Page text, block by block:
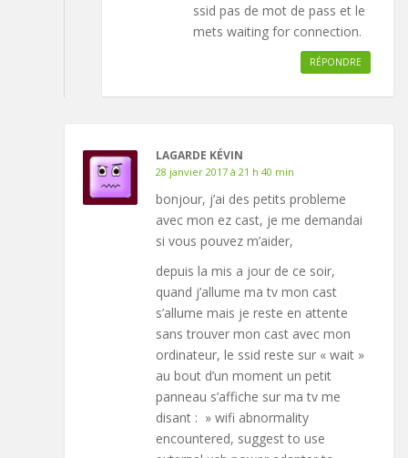
ssid pas de mot de pass et le
mets waiting for connection.
RÉPONDRE
LAGARDE KÉVIN
28 janvier 2017 à 21 h 40 min
bonjour, j’ai des petits probleme
avec mon ez cast, je me demandai
si vous pouvez m’aider,
depuis la mis a jour de ce soir,
quand j’allume ma tv mon cast
s’allume mais je reste en attente
sans trouver mon cast avec mon
ordinateur, le ssid reste sur « wait »
au bout d’un moment un petit
panneau s’affiche sur ma tv me
disant : » wifi abnormality
encountered, suggest to use